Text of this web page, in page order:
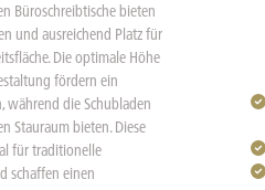
Büroschreibtische bieten
und ausreichend Platz für
Die optimale Höhe
fördern ein
während die Schubladen
Stauraum bieten. Diese
für traditionelle
schaffen einen